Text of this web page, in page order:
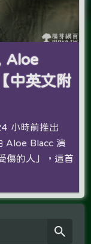
Aloe
中英文附
小時前推出
Aloe Blacc 演
傷的人」，這首